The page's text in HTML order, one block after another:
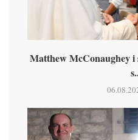
Matthew McConaughey i